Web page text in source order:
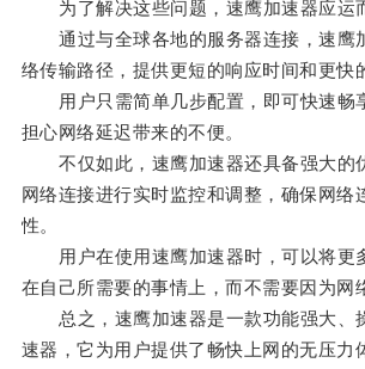
为了解决这些问题，速鹰加速器应运
通过与全球各地的服务器连接，速鹰
络传输路径，提供更短的响应时间和更快
用户只需简单几步配置，即可快速畅
担心网络延迟带来的不便。
不仅如此，速鹰加速器还具备强大的
网络连接进行实时监控和调整，确保网络
性。
用户在使用速鹰加速器时，可以将更
在自己所需要的事情上，而不需要因为网
总之，速鹰加速器是一款功能强大、
速器，它为用户提供了畅快上网的无压力